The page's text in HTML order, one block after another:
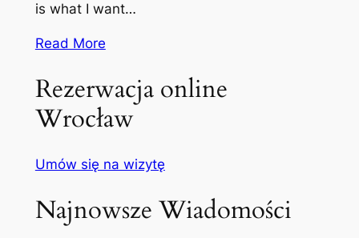
is what I want…
Read More
Rezerwacja online
Wrocław
Umów się na wizytę
Najnowsze Wiadomości